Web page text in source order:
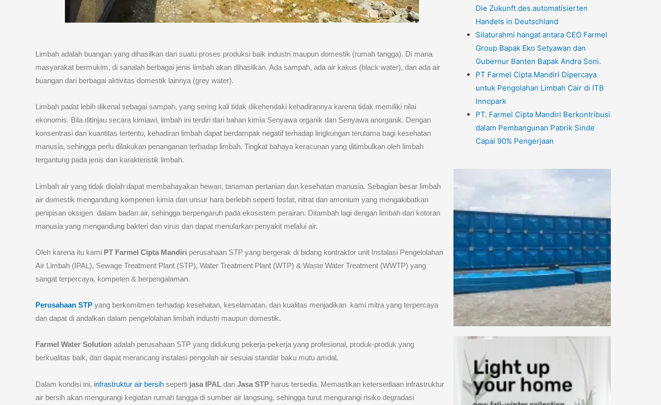
Limbah adalah buangan yang dihasilkan dari suatu proses produksi baik industri maupun domestik (rumah tangga). Di mana
masyarakat bermukim, di sanalah berbagai jenis limbah akan dihasilkan. Ada sampah, ada air kakus (black water), dan ada air
buangan dari berbagai aktivitas domestik lainnya (grey water).
Limbah padat lebih dikenal sebagai sampah, yang sering kali tidak dikehendaki kehadirannya karena tidak memiliki nilai
ekonomis. Bila ditinjau secara kimiawi, limbah ini terdiri dari bahan kimia Senyawa organik dan Senyawa anorganik. Dengan
konsentrasi dan kuantitas tertentu, kehadiran limbah dapat berdampak negatif terhadap lingkungan terutama bagi kesehatan
manusia, sehingga perlu dilakukan penanganan terhadap limbah. Tingkat bahaya keracunan yang ditimbulkan oleh limbah
tergantung pada jenis dan karakteristik limbah.
Limbah air yang tidak diolah dapat membahayakan hewan, tanaman pertanian dan kesehatan manusia. Sebagian besar limbah
air domestik mengandung komponen kimia dan unsur hara berlebih seperti fosfat, nitrat dan amonium yang mengakibatkan
penipisan oksigen dalam badan air, sehingga berpengaruh pada ekosistem perairan. Ditambah lagi dengan limbah dari kotoran
manusia yang mengandung bakteri dan virus dan dapat menularkan penyakit melalui air.
Oleh karena itu kami PT Farmel Cipta Mandiri perusahaan STP yang bergerak di bidang kontraktor unit Instalasi Pengelolahan
Air Limbah (IPAL), Sewage Treatment Plant (STP), Water Treatment Plant (WTP) & Waste Water Treatment (WWTP) yang
sangat terpercaya, kompeten & berpengalaman.
Perusahaan STP yang berkomitmen terhadap kesehatan, keselamatan, dan kualitas menjadikan kami mitra yang terpercaya
dan dapat di andalkan dalam pengelolahan limbah industri maupun domestik.
Farmel Water Solution adalah perusahaan STP yang didukung pekerja-pekerja yang profesional, produk-produk yang
berkualitas baik, dan dapat merancang instalasi pengolah air sesuiai standar baku mutu amdal.
Dalam kondisi ini, infrastruktur air bersih seperti jasa IPAL dan Jasa STP harus tersedia. Memastikan ketersediaan infrastruktur
air bersih akan mengurangi kegiatan rumah tangga di sumber air langsung, sehingga turut mengurangi risiko degradasi
Die Zukunft des automatisierten
Handels in Deutschland
Silaturahmi hangat antara CEO Farmel
Group Bapak Eko Setyawan dan
Gubernur Banten Bapak Andra Soni.
PT Farmel Cipta Mandiri Dipercaya
untuk Pengolahan Limbah Cair di ITB
Innopark
PT. Farmel Cipta Mandiri Berkontribusi
dalam Pembangunan Pabrik Sinde
Capai 90% Pengerjaan